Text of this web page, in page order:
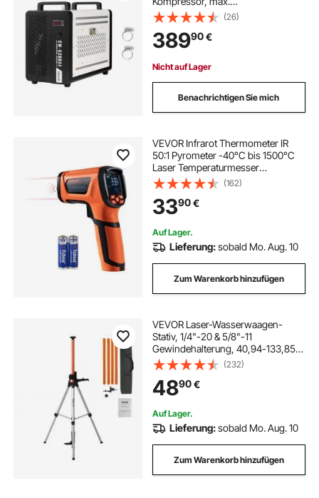
Durchflussmenge 16 L/min,
Tankinhalt 7 L, Industrial Water
Chiller für CO2-Lasergravur- & -
schneidmaschinen
(26)
38990€
Nicht auf Lager
Benachrichtigen Sie mich
VEVOR Infrarot Thermometer IR
50:1 Pyrometer -40°C bis 1500°C
Laser Temperaturmesser
180x120x60mm
Temperaturmessgerät Nicht
Menschliches Körperthermometer
für
Kochen/Barbecue/Gefrierschrank/In
dustrie
(162)
3390€
Auf Lager.
Lieferung:sobald Mo. Aug. 10
Zum Warenkorb hinzufügen
VEVOR Laser-Wasserwaagen-
Stativ, 1/4"-20 & 5/8"-11
Gewindehalterung, 40,94-133,85
Zoll Höhenverstellung mit
Wasserwaage und robustem
Ständer, ausziehbares, leichtes
Aluminium-Stativ für Laserscanner
(232)
4890€
Auf Lager.
Lieferung:sobald Mo. Aug. 10
Zum Warenkorb hinzufügen